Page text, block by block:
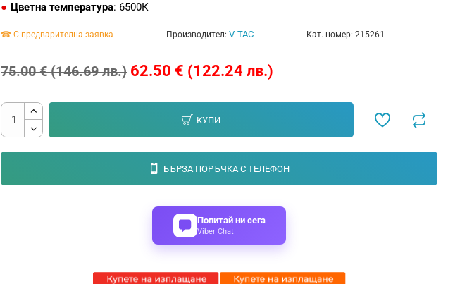
Цветна температура: 6500К
☎ С предварителна заявка Производител: V-TAC Кат. номер: 215261
62.50 € (122.24 лв.)
75.00 € (146.69 лв.)
КУПИ
БЪРЗА ПОРЪЧКА С ТЕЛЕФОН
Попитай ни сега
Viber Chat